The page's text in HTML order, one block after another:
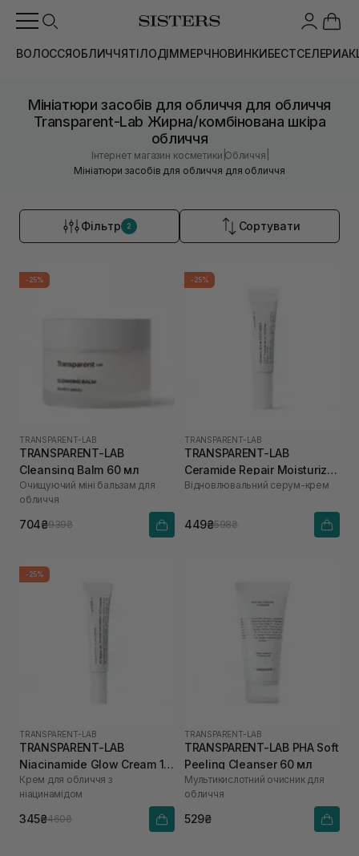
ВОЛОССЯОБЛИЧЧЯТІЛОДІММЕРЧНОВИНКИБЕСТСЕЛЕРИ
Мініатюри засобів для обличчя для обличчя
Transparent-Lab Жирна/комбінована шкіра
обличчя
Інтернет магазин косметики |Обличчя
Мініатюри засобів для обличчя для обличчя
Фільтр 2 Сортувати
-25%
TRANSPARENT-LAB
TRANSPARENT-LAB
Cleansing Balm 60 мл
Очищуючий міні бальзам для
обличчя
704₴939₴
-25%
TRANSPARENT-LAB
TRANSPARENT-LAB
Ceramide Repair Moisturizer
10 мл
Відновлювальний серум-крем
449₴598₴
-25%
TRANSPARENT-LAB
TRANSPARENT-LAB
Niacinamide Glow Cream 15
мл
Крем для обличчя з
ніацинамідом
345₴460₴
TRANSPARENT-LAB
TRANSPARENT-LAB PHA Soft
Peeling Cleanser 60 мл
Мультикислотний очисник для
обличчя
529₴